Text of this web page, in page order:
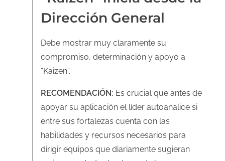
Dirección General
Debe mostrar muy claramente su
compromiso, determinación y apoyo a
“Kaizen”.
RECOMENDACIÓN: Es crucial que antes de
apoyar su aplicación el líder autoanalice si
entre sus fortalezas cuenta con las
habilidades y recursos necesarios para
dirigir equipos que diariamente sugieran